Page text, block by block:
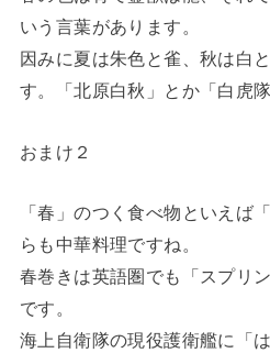
いう言葉があります。
因みに夏は朱色と雀、秋は白
す。「北原白秋」とか「白虎
おまけ２
「春」のつく食べ物といえば
らも中華料理ですね。
春巻きは英語圏でも「スプリ
です。
海上自衛隊の現役護衛艦に「